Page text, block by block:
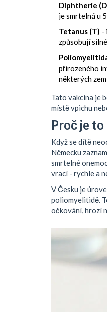
Diphtherie
je smrtelná u
Tetanus (T) -
způsobují
přirozeného
některých
Tato vakcína je
místě vpichu
Proč je
Když se dítě
Německu
smrtelné
vrací - rychle a
V Česku je
poliomyelitidě.
očkování, hrozí